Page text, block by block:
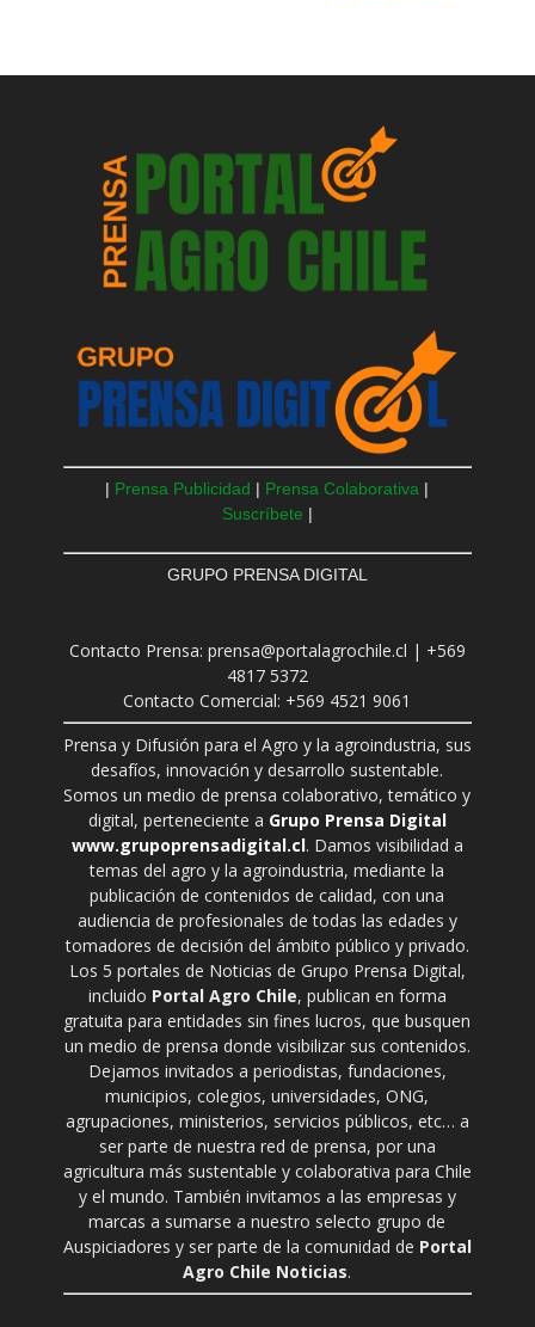
| Prensa Publicidad | Prensa Colaborativa |
Suscríbete |
GRUPO PRENSA DIGITAL
Contacto Prensa: prensa@portalagrochile.cl | +569
4817 5372
Contacto Comercial: +569 4521 9061
Prensa y Difusión para el Agro y la agroindustria, sus
desafíos, innovación y desarrollo sustentable.
Somos un medio de prensa colaborativo, temático y
digital, perteneciente a Grupo Prensa Digital
www.grupoprensadigital.cl. Damos visibilidad a
temas del agro y la agroindustria, mediante la
publicación de contenidos de calidad, con una
audiencia de profesionales de todas las edades y
tomadores de decisión del ámbito público y privado.
Los 5 portales de Noticias de Grupo Prensa Digital,
incluido Portal Agro Chile, publican en forma
gratuita para entidades sin fines lucros, que busquen
un medio de prensa donde visibilizar sus contenidos.
Dejamos invitados a periodistas, fundaciones,
municipios, colegios, universidades, ONG,
agrupaciones, ministerios, servicios públicos, etc… a
ser parte de nuestra red de prensa, por una
agricultura más sustentable y colaborativa para Chile
y el mundo. También invitamos a las empresas y
marcas a sumarse a nuestro selecto grupo de
Auspiciadores y ser parte de la comunidad de Portal
Agro Chile Noticias.